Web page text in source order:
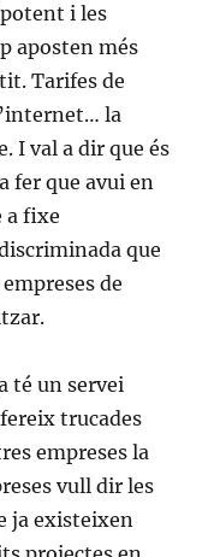
i les
aposten més
Tarifes de
la
I val a dir que és
fer que avui en
a fixe
que
de
té un servei
trucades
empreses la
vull dir les
ja existeixen